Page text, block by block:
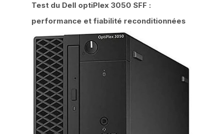
Test du Dell optiPlex 3050 SFF :
performance et fiabilité reconditionnées